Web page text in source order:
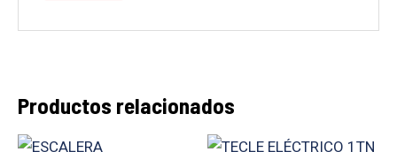
Productos relacionados